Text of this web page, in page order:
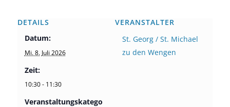
DETAILS
Datum:
Mi. 8. Juli 2026
Zeit:
10:30 - 11:30
Veranstaltungskatego
VERANSTALTER
St. Georg / St. Michael
zu den Wengen